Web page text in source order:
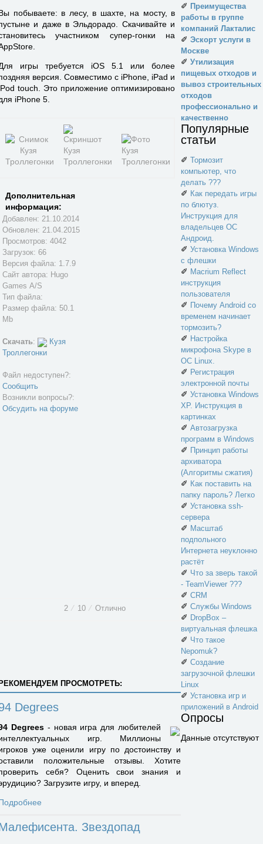
побываете: в лесу, в шахте, на мосту, в
и даже в Эльдорадо. Скачивайте и
участником супер-гонки на
игры требуется iOS 5.1 или более
версия. Совместимо с iPhone, iPad и
touch. Это приложение оптимизировано
iPhone 5.
Дополнительная
информация:
Добавлен: 21.10.2014
Обновлен: 21.04.2015
Просмотров: 4042
Загрузок: 66
Версия файла: 1.7.9
Сайт автора: Hugo
Games A/S
Тип файла:
Размер файла: 50.1
Mb
Скачать:
Кузя
Троллегонки
Файл недоступен?:
Сообщить
Возникли вопросы?:
Обсудить на форуме
2 ⁄ 10 ⁄ Отлично
ПРОСМОТРЕТЬ:
Degrees
Degrees- новая игра для любителей
игр. Миллионы
уже оценили игру по достоинству и
положительные отзывы. Хотите
себя? Оценить свои знания и
Загрузите игру, и вперед.
Звездопад
✐ Преимущества
работы в группе
компаний Лакталис
✐ Эскорт услуги в
Москве
✐ Утилизация
пищевых отходов и
вывоз строительных
отходов
профессионально и
качественно
Популярные
статьи
✐ Тормозит
компьютер, что
делать ???
✐ Как передать игры
по блютуз.
Инструкция для
владельцев ОС
Андроид.
✐ Установка Windows
с флешки
✐ Macrium Reflect
инструкция
пользователя
✐ Почему Android со
временем начинает
тормозить?
✐ Настройка
микрофона Skype в
ОС Linux.
✐ Регистрация
электронной почты
✐ Установка Windows
XP. Инструкция в
картинках
✐ Автозагрузка
программ в Windows
✐ Принцип работы
архиватора
(Алгоритмы сжатия)
✐ Как поставить на
папку пароль? Легко
✐ Установка ssh-
сервера
✐ Масштаб
подпольного
Интернета неуклонно
растёт
✐ Что за зверь такой
- TeamViewer ???
✐ CRM
✐ Службы Windows
✐ DropBox –
виртуальная флешка
✐ Что такое
Nepomuk?
✐ Создание
загрузочной флешки
Linux
✐ Установка игр и
приложений в Android
Опросы
Данные отсутствуют